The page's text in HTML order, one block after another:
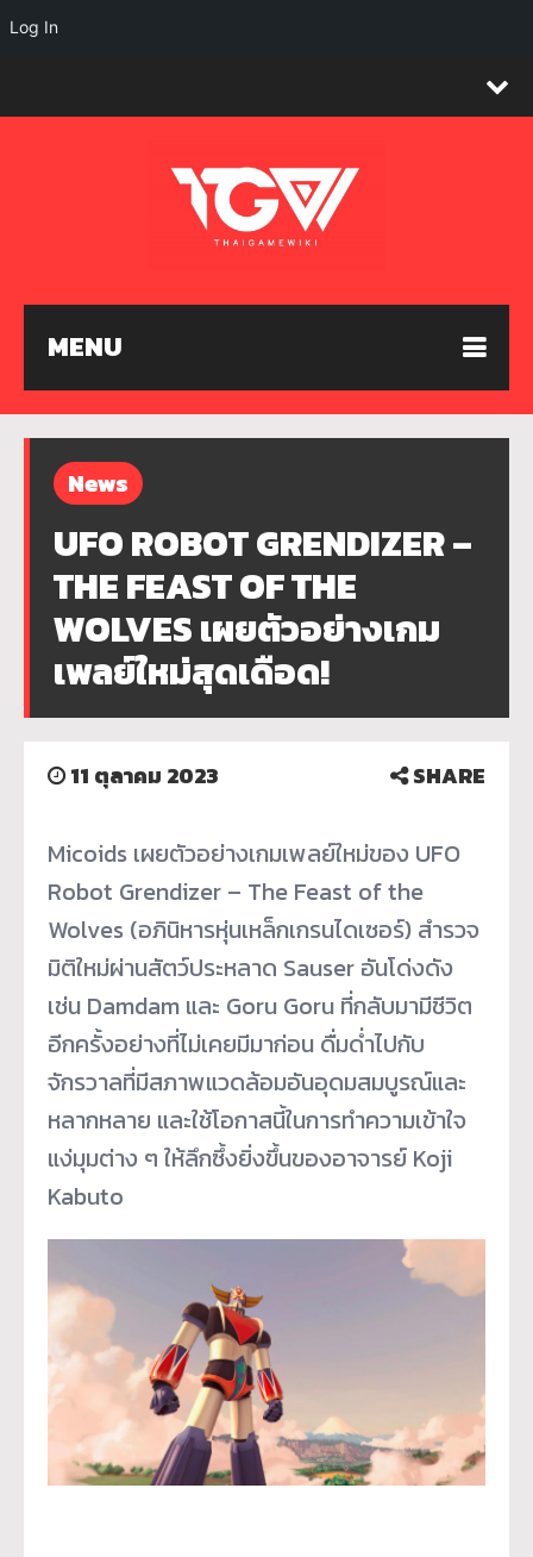
MENU
News
UFO ROBOT GRENDIZER –
THE FEAST OF THE
WOLVES เผยตัวอย่างเกม
เพลย์ใหม่สุดเดือด!
11 ตุลาคม 2023 SHARE
Micoids เผยตัวอย่างเกมเพลย์ใหม่ของ UFO
Robot Grendizer – The Feast of the
Wolves (อภินิหารหุ่นเหล็กเกรนไดเซอร์) สำรวจ
มิติใหม่ผ่านสัตว์ประหลาด Sauser อันโด่งดัง
เช่น Damdam และ Goru Goru ที่กลับมามีชีวิต
อีกครั้งอย่างที่ไม่เคยมีมาก่อน ดื่มด่ำไปกับ
จักรวาลที่มีสภาพแวดล้อมอันอุดมสมบูรณ์และ
หลากหลาย และใช้โอกาสนี้ในการทำความเข้าใจ
แง่มุมต่าง ๆ ให้ลึกซึ้งยิ่งขึ้นของอาจารย์ Koji
Kabuto
Log In